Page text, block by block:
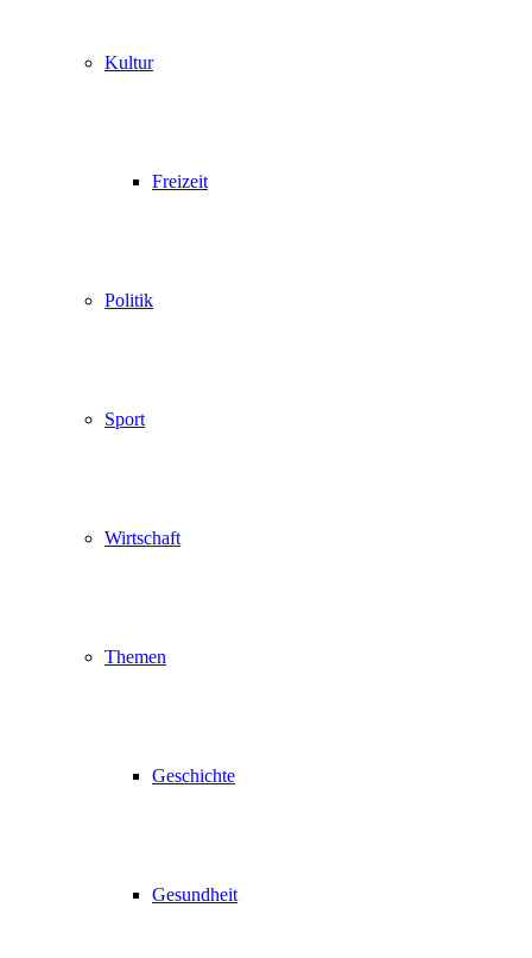
Kultur
Freizeit
Politik
Sport
Wirtschaft
Themen
Geschichte
Gesundheit